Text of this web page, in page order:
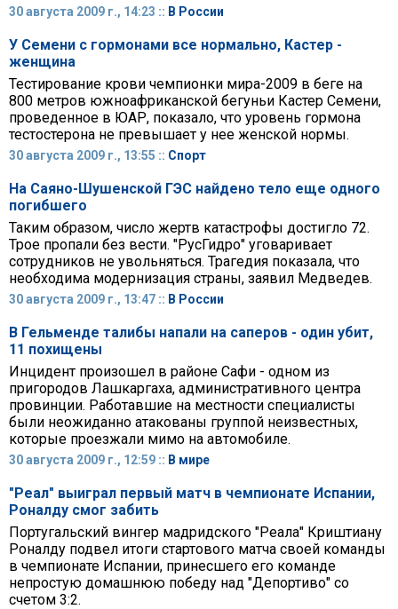
30 августа 2009 г., 14:23 :: В России
У Семени с гормонами все нормально, Кастер -
женщина
Тестирование крови чемпионки мира-2009 в беге на
800 метров южноафриканской бегуньи Кастер Семени,
проведенное в ЮАР, показало, что уровень гормона
тестостерона не превышает у нее женской нормы.
30 августа 2009 г., 13:55 :: Спорт
На Саяно-Шушенской ГЭС найдено тело еще одного
погибшего
Таким образом, число жертв катастрофы достигло 72.
Трое пропали без вести. "РусГидро" уговаривает
сотрудников не увольняться. Трагедия показала, что
необходима модернизация страны, заявил Медведев.
30 августа 2009 г., 13:47 :: В России
В Гельменде талибы напали на саперов - один убит,
11 похищены
Инцидент произошел в районе Сафи - одном из
пригородов Лашкаргаха, административного центра
провинции. Работавшие на местности специалисты
были неожиданно атакованы группой неизвестных,
которые проезжали мимо на автомобиле.
30 августа 2009 г., 12:59 :: В мире
"Реал" выиграл первый матч в чемпионате Испании,
Роналду смог забить
Португальский вингер мадридского "Реала" Криштиану
Роналду подвел итоги стартового матча своей команды
в чемпионате Испании, принесшего его команде
непростую домашнюю победу над "Депортиво" со
счетом 3:2.